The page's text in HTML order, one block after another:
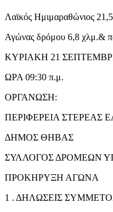
Λαϊκός Ημιμαραθώνιος
Αγώνας δρόμου 6,8 χλμ.&
ΚΥΡΙΑΚΗ 21
ΩΡΑ 09:30 π.μ.
ΟΡΓΑΝΩΣΗ:
ΠΕΡΙΦΕΡΕΙΑ ΣΤΕΡΕΑΣ
ΔΗΜΟΣ ΘΗΒΑΣ
ΣΥΛΛΟΓΟΣ ΔΡΟΜΕΩΝ
ΠΡΟΚΗΡΥΞΗ ΑΓΩΝΑ
1 . ΔΗΛΩΣΕΙΣ